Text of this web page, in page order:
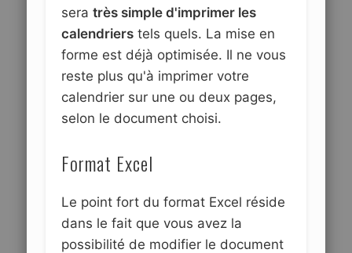
seratrès simple d'imprimer les
calendriers tels quels. La mise en
forme est déjà optimisée. Il ne vous
reste plus qu'à imprimer votre
calendrier sur une ou deux pages,
selon le document choisi.
Format Excel
Le point fort du format Excel réside
dans le fait que vous avez la
possibilité de modifier le document